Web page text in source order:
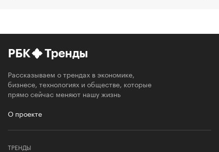
РБК Тренды
Рассказываем о трендах в экономике,
бизнесе, технологиях и обществе, которые
прямо сейчас меняют нашу жизнь
О проекте
ТРЕНДЫ